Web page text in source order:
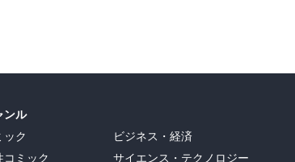
ンル
ック
コミック
ビジネス・経済
サイエンス・テクノロジー